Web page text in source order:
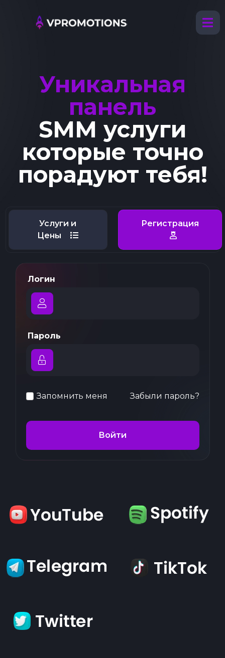
Уникальная
панель
SMM услуги
которые точно
порадуют тебя!
Услуги и
Цены
Регистрация
Логин
Пароль
Запомнить меня Забыли пароль?
Войти